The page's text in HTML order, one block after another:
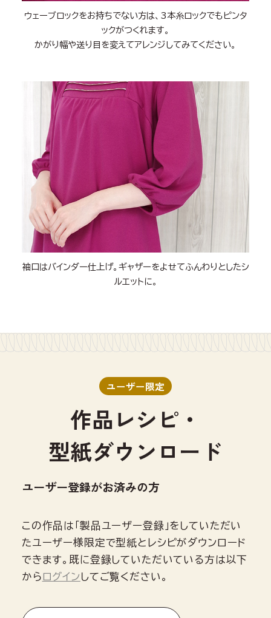
ウェーブロックをお持ちでない方は、3本糸ロックでもピンタ
ックがつくれます。
かがり幅や送り目を変えてアレンジしてみてください。
袖口はバインダー仕上げ。ギャザーをよせてふんわりとしたシ
ルエットに。
ユーザー限定
作品レシピ・
型紙ダウンロード
ユーザー登録がお済みの方
この作品は「製品ユーザー登録」をしていただい
たユーザー様限定で型紙とレシピがダウンロード
できます。既に登録していただいている方は以下
からログイン してご覧ください。